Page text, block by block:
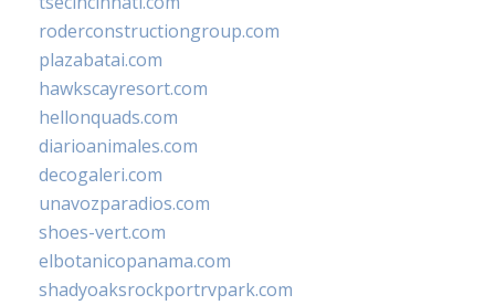
roderconstructiongroup.com
plazabatai.com
hawkscayresort.com
hellonquads.com
diarioanimales.com
decogaleri.com
unavozparadios.com
shoes-vert.com
elbotanicopanama.com
shadyoaksrockportrvpark.com